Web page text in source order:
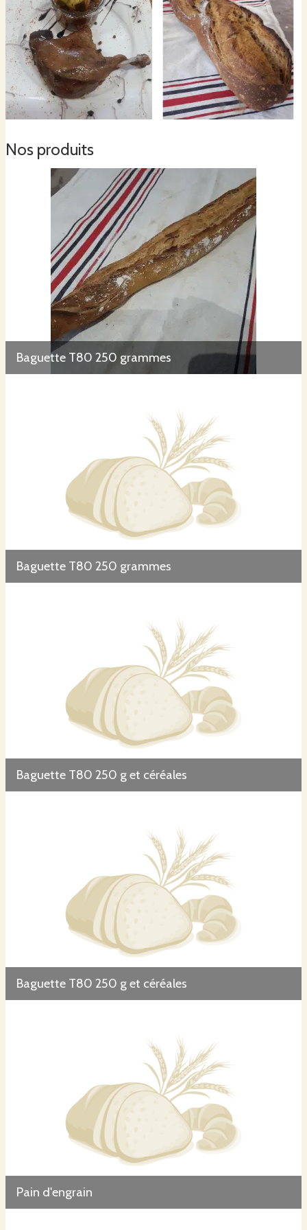
Nos produits
Baguette T80 250 grammes
Baguette T80 250 grammes
Baguette T80 250 g et céréales
Baguette T80 250 g et céréales
Pain d'engrain